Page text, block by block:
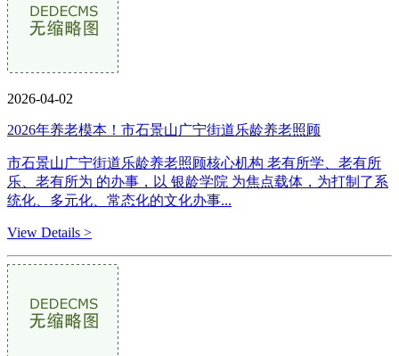
2026-04-02
2026年养老模本！市石景山广宁街道乐龄养老照顾
市石景山广宁街道乐龄养老照顾核心机构 老有所学、老有所
乐、老有所为 的办事，以 银龄学院 为焦点载体，为打制了系
统化、多元化、常态化的文化办事...
View Details >